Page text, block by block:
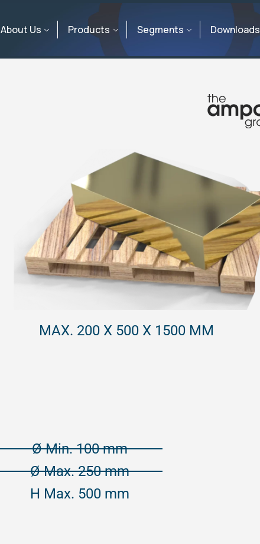
About Us Products Segments Downloads
MAX. 200 X 500 X 1500 MM
Ø Min. 100 mm
Ø Max. 250 mm
H Max. 500 mm